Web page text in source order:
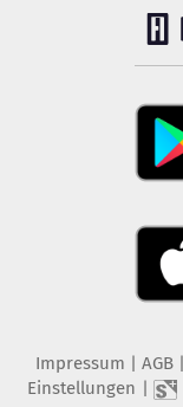
Impressum AGB
Einstellungen